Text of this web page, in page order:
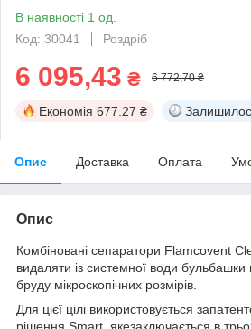
В наявності 1 од.
Код: 30041
Роздріб
6 095,43 ₴ 6 772,70 ₴
Економія 677.27 ₴
Опис Доставка Оплата
Опис
Комбіновані сепаратори Flamcovent
видаляти із системної води бульбашки
бруду мікроскопічних розмірів.
Для цієї цілі використовується
рішення Smart, якезаключається в